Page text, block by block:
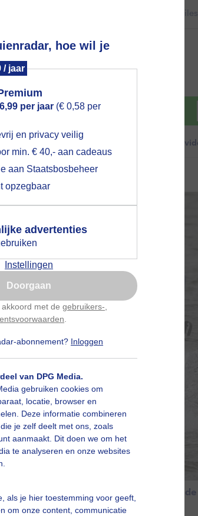
hoe wil je
/ jaar
per jaar (€ 0,58 per
en privacy veilig
min. € 40,- aan cadeaus
aan Staatsbosbeheer
opzegbaar
advertenties
Instellingen
Doorgaan
met de gebruikers-
abonnement? Inloggen
van DPG Media.
gebruiken cookies om
locatie, browser en
Deze informatie combineren
je zelf deelt met ons, zoals
aanmaakt. Dit doen we om het
te analyseren en onze websites
als je hier toestemming voor geeft,
om onze content, communicatie
Files
Weerzine
Zoeken in foto &
wel bekend als Strand Horst, is één van
uitleven op het ondiepe water.
locatie gebruiken voor
het weer?
geen akkoord op hebt
er zo een pop-up uit
deze toestemming
wordt.
toon de popup
misschien later
wil je niet elke dag deze pop-up
om dit aan te passen